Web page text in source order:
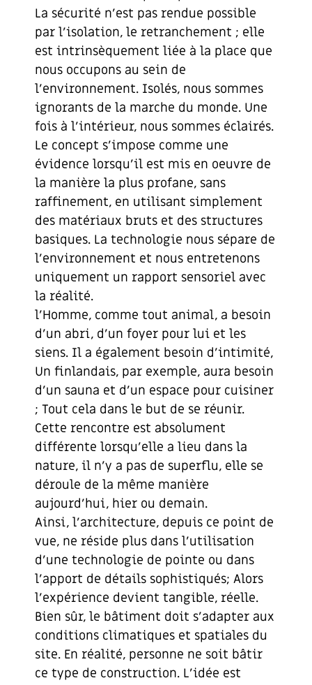
La sécurité n’est pas rendue possible
par l’isolation, le retranchement ; elle
est intrinsèquement liée à la place que
nous occupons au sein de
l’environnement. Isolés, nous sommes
ignorants de la marche du monde. Une
fois à l’intérieur, nous sommes éclairés.
Le concept s’impose comme une
évidence lorsqu’il est mis en oeuvre de
la manière la plus profane, sans
raffinement, en utilisant simplement
des matériaux bruts et des structures
basiques. La technologie nous sépare de
l’environnement et nous entretenons
uniquement un rapport sensoriel avec
la réalité.
l’Homme, comme tout animal, a besoin
d’un abri, d’un foyer pour lui et les
siens. Il a également besoin d’intimité,
Un finlandais, par exemple, aura besoin
d’un sauna et d’un espace pour cuisiner
; Tout cela dans le but de se réunir.
Cette rencontre est absolument
différente lorsqu’elle a lieu dans la
nature, il n’y a pas de superflu, elle se
déroule de la même manière
aujourd’hui, hier ou demain.
Ainsi, l’architecture, depuis ce point de
vue, ne réside plus dans l’utilisation
d’une technologie de pointe ou dans
l’apport de détails sophistiqués; Alors
l’expérience devient tangible, réelle.
Bien sûr, le bâtiment doit s’adapter aux
conditions climatiques et spatiales du
site. En réalité, personne ne soit bâtir
ce type de construction. L’idée est